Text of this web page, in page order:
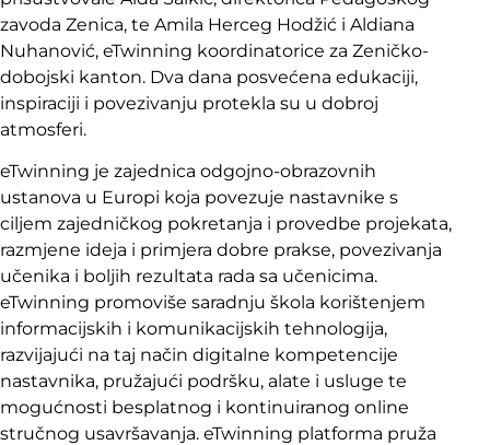
zavoda Zenica, te Amila Herceg Hodžić i Aldiana
Nuhanović, eTwinning koordinatorice za Zeničko-
dobojski kanton. Dva dana posvećena edukaciji,
inspiraciji i povezivanju protekla su u dobroj
atmosferi.
eTwinning je zajednica odgojno-obrazovnih
ustanova u Europi koja povezuje nastavnike s
ciljem zajedničkog pokretanja i provedbe projekata,
razmjene ideja i primjera dobre prakse, povezivanja
učenika i boljih rezultata rada sa učenicima.
eTwinning promoviše saradnju škola korištenjem
informacijskih i komunikacijskih tehnologija,
razvijajući na taj način digitalne kompetencije
nastavnika, pružajući podršku, alate i usluge te
mogućnosti besplatnog i kontinuiranog online
stručnog usavršavanja. eTwinning platforma pruža